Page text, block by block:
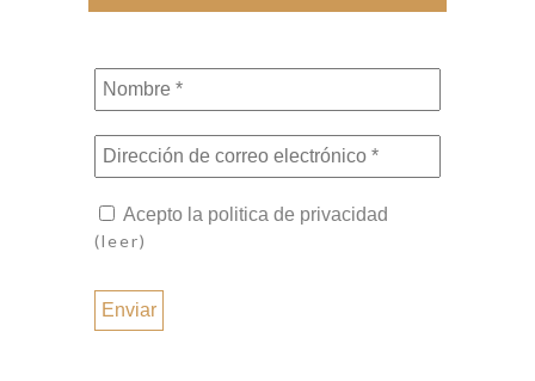
Nombre
*
Dirección
de
electrónico
*
Acepto la politica de privacidad
(leer)